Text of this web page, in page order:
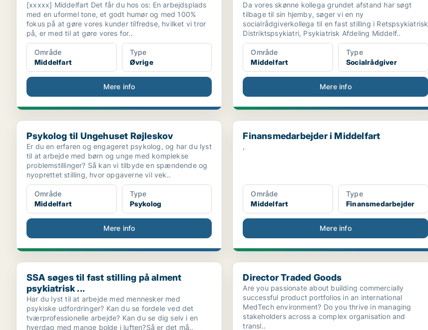
[xxxxx] Middelfart Det får du hos os: En arbejdsplads
med en uformel tone, et godt humør og med 100%
fokus på at gøre vores kunder tilfredse, hvilket vi tror
på, er med til at gøre vores for..
Område
Middelfart
Type
Øvrige
Mere info
Da vores skønne kollega grundet afstand har søgt
tilbage til sin hjemby, søger vi en ny
socialrådgiverkollega til en fast stilling i Retspsykiatrisk
Distriktspsykiatri, Psykiatrisk Afdeling Middelf..
Område
Middelfart
Type
Socialrådgiver
Mere info
Psykolog til Ungehuset Røjleskov
Psykolog til Ungehuset Røjleskov
Er du en erfaren og engageret psykolog, og har du lyst
til at arbejde med børn og unge med komplekse
problemstillinger? Så kan vi tilbyde en spændende og
nyoprettet stilling, hvor opgaverne vil vek..
Område
Middelfart
Type
Psykolog
Mere info
Finansmedarbejder i Middelfart
Finansmedarbejder i Middelfart
,
Område
Middelfart
Type
Finansmedarbejder
Mere info
SSA søges til fast stilling på alment psykiatrisk ...
SSA søges til fast stilling på alment
psykiatrisk ...
Har du lyst til at arbejde med mennesker med
psykiske udfordringer? Kan du se fordele ved det
tværprofessionelle arbejde? Kan du se dig selv i en
hverdag med mange bolde i luften?Så er det må..
Director Traded Goods
Director Traded Goods
Are you passionate about building commercially
successful product portfolios in an international
MedTech environment? Do you thrive in managing
stakeholders across a complex organisation and
transl..